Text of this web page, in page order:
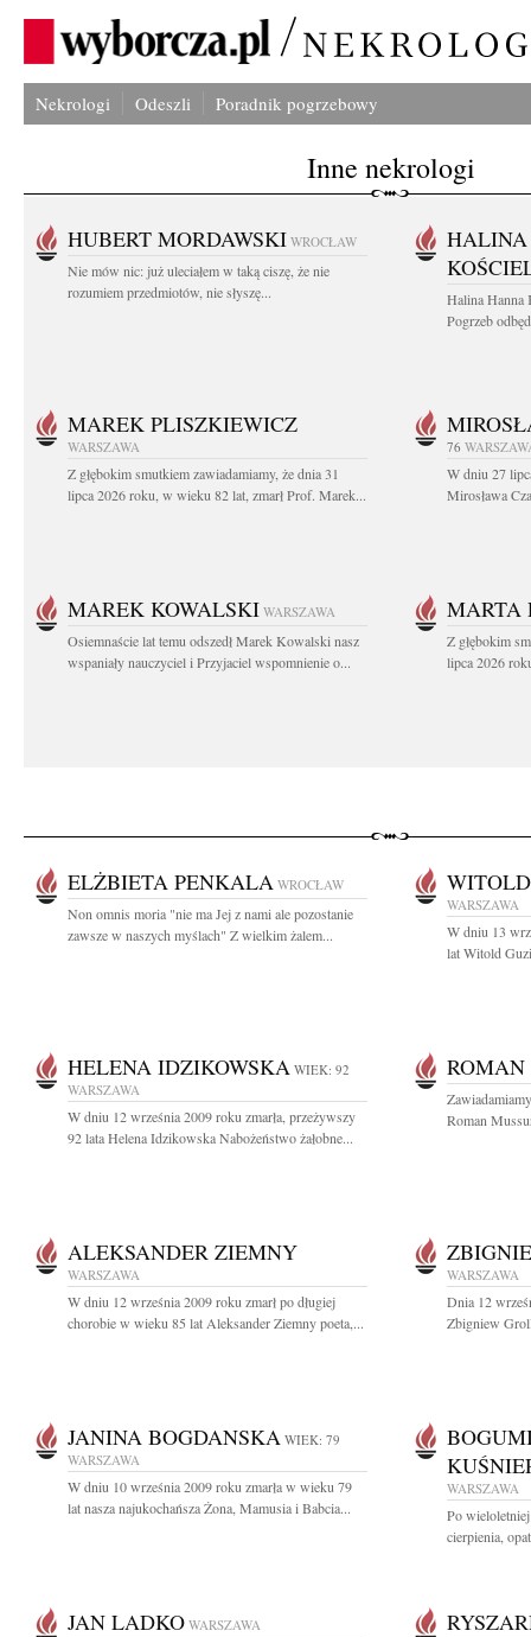
Nekrologi Odeszli Poradnik pogrzebowy
Inne nekrologi
HUBERT MORDAWSKI WROCŁAW
Nie mów nic: już uleciałem w taką ciszę, że nie
rozumiem przedmiotów, nie słyszę...
Halina Hanna
Pogrzeb
MAREK PLISZKIEWICZ
WARSZAWA
Z głębokim smutkiem zawiadamiamy, że dnia 31
lipca 2026 roku, w wieku 82 lat, zmarł Prof. Marek...
76
W dniu 27
Mirosława
MAREK KOWALSKI WARSZAWA
Osiemnaście lat temu odszedł Marek Kowalski nasz
wspaniały nauczyciel i Przyjaciel wspomnienie o...
MARTA
Z głębokim
lipca 2026
ELŻBIETA PENKALA WROCŁAW
Non omnis moria "nie ma Jej z nami ale pozostanie
zawsze w naszych myślach" Z wielkim żalem...
WARSZAWA
W dniu 13
lat Witold
HELENA IDZIKOWSKA WIEK: 92
WARSZAWA
W dniu 12 września 2009 roku zmarła, przeżywszy
92 lata Helena Idzikowska Nabożeństwo żałobne...
ROMAN
Roman
ALEKSANDER ZIEMNY
WARSZAWA
W dniu 12 września 2009 roku zmarł po długiej
chorobie w wieku 85 lat Aleksander Ziemny poeta,...
WARSZAWA
Dnia 12
Zbigniew
JANINA BOGDANSKA WIEK: 79
WARSZAWA
W dniu 10 września 2009 roku zmarła w wieku 79
lat nasza najukochańsza Żona, Mamusia i Babcia...
WARSZAWA
Po
cierpienia,
JAN LADKO WARSZAWA